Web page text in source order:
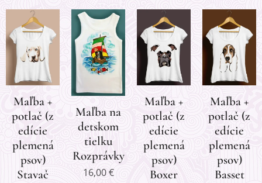
Maľba +
potlač (z
edície
plemená
psov)
Stavač
Maľba na
detskom
tielku
Rozprávky
16,00€
Maľba +
potlač (z
edície
plemená
psov)
Boxer
Maľba +
potlač (z
edície
plemená
psov)
Basset